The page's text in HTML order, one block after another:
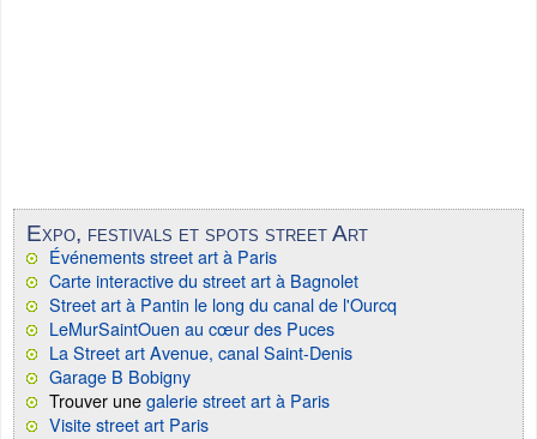
Expo, festivals et spots street Art
Événements street art à Paris
Carte interactive du street art à Bagnolet
Street art à Pantin le long du canal de l'Ourcq
LeMurSaintOuen au cœur des Puces
La Street art Avenue, canal Saint-Denis
Garage B Bobigny
Trouver unegalerie street art à Paris
Visite street art Paris